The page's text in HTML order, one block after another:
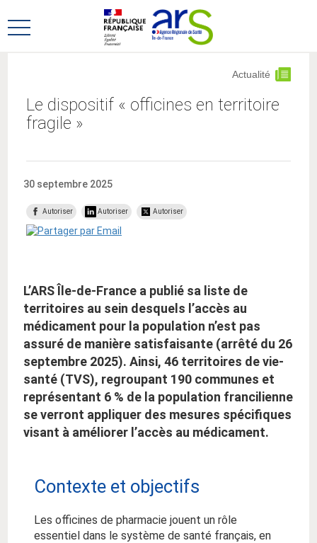
au
menu
au
contenu
Ouvrir
Le dispositif « officines en territoire
fragile »
Actualité
30 septembre 2025
Autoriser Autoriser Autoriser
L’ARS Île-de-France a publié sa liste de
territoires au sein desquels l’accès au
médicament pour la population n’est pas
assuré de manière satisfaisante (arrêté du 26
septembre 2025). Ainsi, 46 territoires de vie-
santé (TVS), regroupant 190 communes et
représentant 6 % de la population francilienne
se verront appliquer des mesures spécifiques
visant à améliorer l’accès au médicament.
Contexte et objectifs
Les officines de pharmacie jouent un rôle
essentiel dans le système de santé français, en